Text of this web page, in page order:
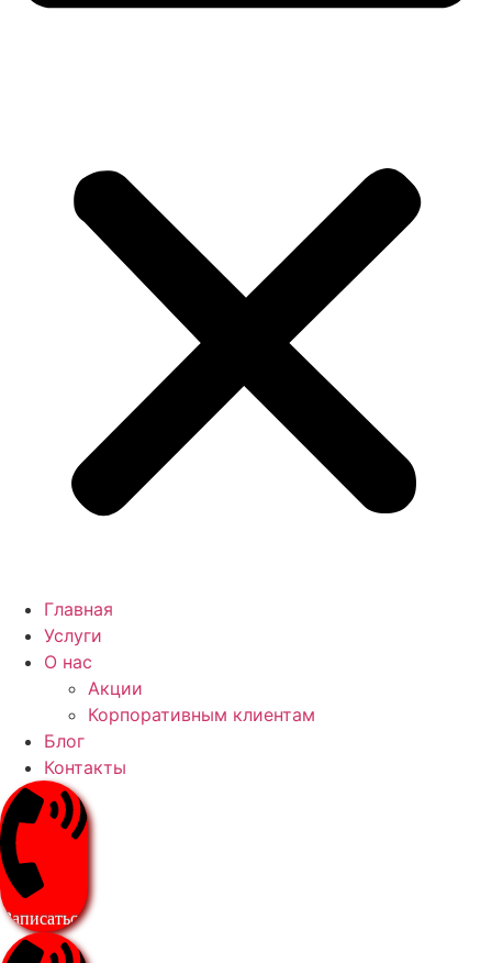
Главная
Услуги
О нас
Акции
Корпоративным клиентам
Блог
Контакты
Записаться